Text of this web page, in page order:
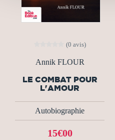
(0 avis)
Annik FLOUR
LE COMBAT POUR
L'AMOUR
Autobiographie
15€00